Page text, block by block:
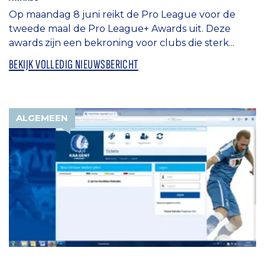
Op maandag 8 juni reikt de Pro League voor de
tweede maal de Pro League+ Awards uit. Deze
awards zijn een bekroning voor clubs die sterk...
BEKIJK VOLLEDIG NIEUWSBERICHT
ALGEMEEN